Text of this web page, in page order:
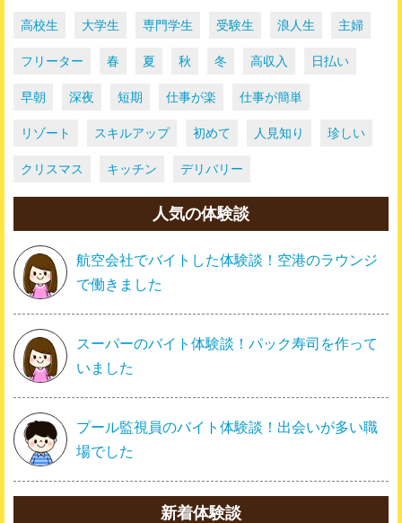
高校生 大学生 専門学生 受験生 浪人生 主婦
フリーター 春 夏 秋 冬 高収入 日払い
早朝 深夜 短期 仕事が楽 仕事が簡単
リゾート スキルアップ 初めて 人見知り 珍しい
クリスマス キッチン デリバリー
人気の体験談
航空会社でバイトした体験談！空港のラウンジ
で働きました
スーパーのバイト体験談！パック寿司を作って
いました
プール監視員のバイト体験談！出会いが多い職
場でした
新着体験談